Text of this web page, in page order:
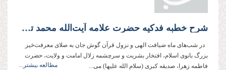
شرح خطبه فدكیه حضرت علامه آیت‌الله محمد تقی مصباح یزدی ـ‌ دام ظله
در شب‌های ماه ضیافت الهی و نزول قرآن گوش جان به صلای معرفت‌خیز
بزرگ بانوی اسلام، افتخار بشریت و سرچشمه‌ زلال امامت و ولایت، حضرت
فاطمه زهرا، صدیقه کبری (سلام الله علیها) می...
مطالعه بیشتر...